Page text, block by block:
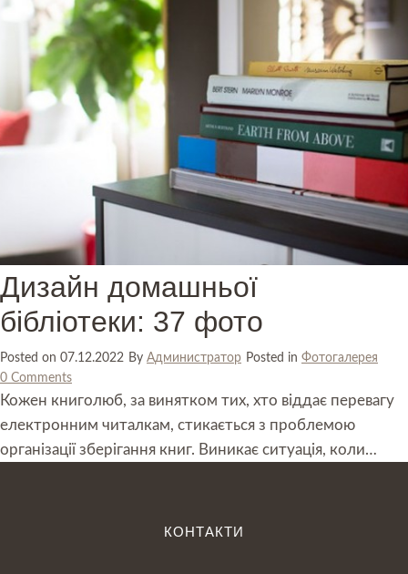
Дизайн домашньої
бібліотеки: 37 фото
Posted on 07.12.2022 By Администратор Posted in Фотогалерея
0 Comments
Кожен книголюб, за винятком тих, хто віддає перевагу
електронним читалкам, стикається з проблемою
організації зберігання книг. Виникає ситуація, коли…
КОНТАКТИ